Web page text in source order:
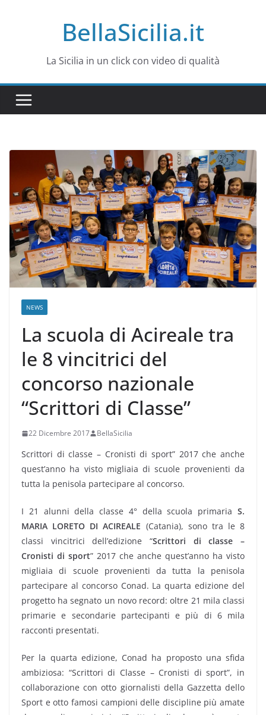
BellaSicilia.it
La Sicilia in un click con video di qualità
NEWS
La scuola di Acireale tra
le 8 vincitrici del
concorso nazionale
“Scrittori di Classe”
22 Dicembre 2017 BellaSicilia
Scrittori di classe – Cronisti di sport” 2017 che anche
quest’anno ha visto migliaia di scuole provenienti da
tutta la penisola partecipare al concorso.
I 21 alunni della classe 4° della scuola primaria S.
MARIA LORETO DI ACIREALE (Catania), sono tra le 8
classi vincitrici dell’edizione “Scrittori di classe –
Cronisti di sport” 2017 che anche quest’anno ha visto
migliaia di scuole provenienti da tutta la penisola
partecipare al concorso Conad. La quarta edizione del
progetto ha segnato un novo record: oltre 21 mila classi
primarie e secondarie partecipanti e più di 6 mila
racconti presentati.
Per la quarta edizione, Conad ha proposto una sfida
ambiziosa: “Scrittori di Classe – Cronisti di sport”, in
collaborazione con otto giornalisti della Gazzetta dello
Sport e otto famosi campioni delle discipline più amate